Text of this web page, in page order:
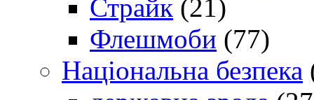
Страйк (21)
Флешмоби (77)
Національна безпека